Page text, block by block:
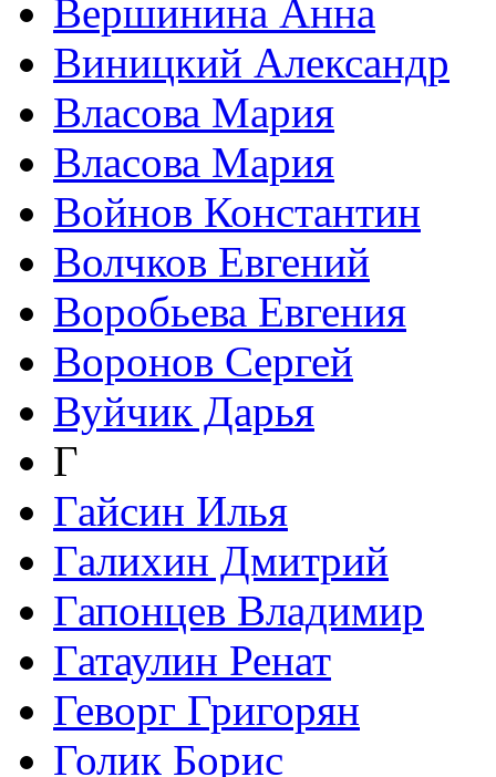
Вершинина Анна
Виницкий Александр
Власова Мария
Власова Мария
Войнов Константин
Волчков Евгений
Воробьева Евгения
Воронов Сергей
Вуйчик Дарья
Г
Гайсин Илья
Галихин Дмитрий
Гапонцев Владимир
Гатаулин Ренат
Геворг Григорян
Голик Борис